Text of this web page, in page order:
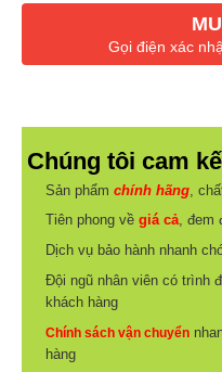
Gọi điện xác
Chúng tôi cam
Sản phẩm chính hãng,
Tiên phong về giá cả, đem
Dịch vụ bảo hành nhanh
Đội ngũ nhân viên có trình
khách hàng
Chính sách vận chuyển
hàng